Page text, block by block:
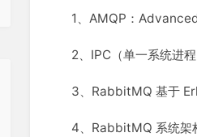
1、AMQP：
2、IPC（单一系统进
3、RabbitMQ 基于
4、RabbitMQ 系统架